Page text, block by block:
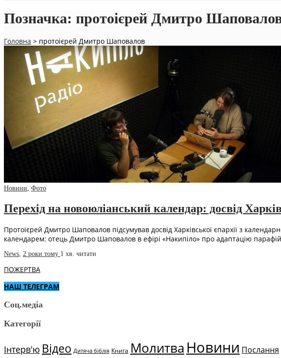
Позначка: протоієрей Дмитро
Головна > протоієрей Дмитро Шаповалов
Новини, Фото
Перехід на новоюліанський календар: досвід
Протоієрей Дмитро Шаповалов підсумував досвід Харківської єпархії з
календарем: отець Дмитро Шаповалов в ефірі «Накипіло» про адаптацію
News, 2 роки тому 1 хв. читати
ПОЖЕРТВА
НАШ ТЕЛЕГРАМ
Соц.медіа
Категорії
Інтерв'ю Відео Дитяча біблія Книга МолитваНовини Послання